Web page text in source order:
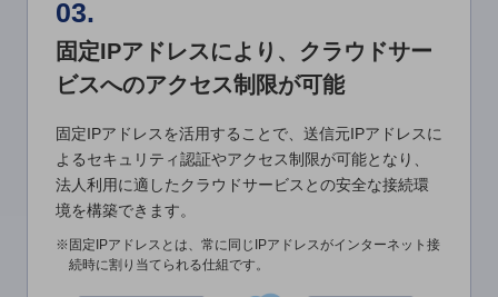
NTTドコモビジネスウォッチ
ビジネスお役立ち情報
旬な話題やお役立ち資料などDXの課題を
解決するヒントをお届けする記事サイト
お役立ち資料ダウンロード
トレンド記事特集
IT用語集
中堅中小企業向け
課題やニーズに合ったサービスをご紹介し、
03.
固定IPアドレスにより、クラウドサー
ビスへのアクセス制限が可能
固定IPアドレスを活用することで、送信元IPアドレスに
よるセキュリティ認証やアクセス制限が可能となり、
法人利用に適したクラウドサービスとの安全な接続環
境を構築できます。
※固定IPアドレスとは、常に同じIPアドレスがインターネット接
続時に割り当てられる仕組です。